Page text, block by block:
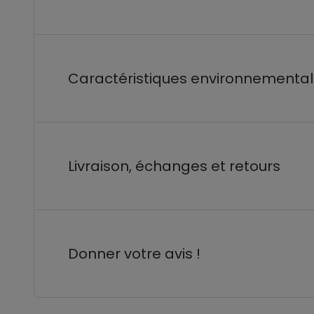
Caractéristiques
Livraison, échanges et retours
Donner votre avis !